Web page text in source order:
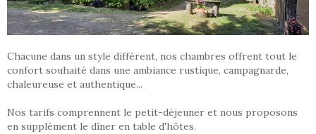
Chacune dans un style différent, nos chambres offrent tout le
confort souhaité dans une ambiance rustique, campagnarde,
chaleureuse et authentique...
Nos tarifs comprennent le petit-déjeuner et nous proposons
en supplément le dîner en table d'hôtes.